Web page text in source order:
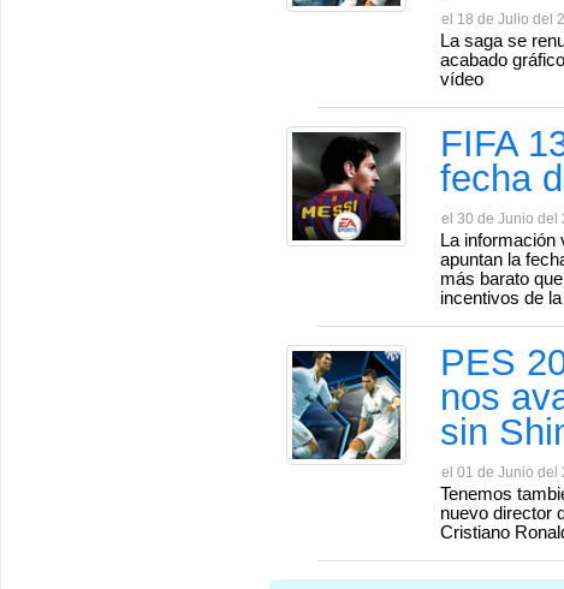
el 18 de Julio del
La saga se
acabado
vídeo
FIFA
fecha
el 30 de Junio del
La información
apuntan la
más barato
incentivos de
PES
nos
sin
el 01 de Junio del
Tenemos
nuevo director
Cristiano